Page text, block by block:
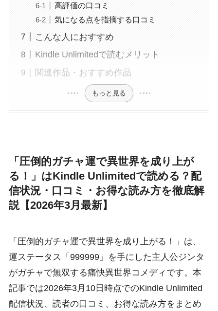
高評価の口コミ
気になる点を指摘する口コミ
こんな人におすすめ
Kindle Unlimitedで読むメリット
関連作品・おすすめ作品
もっと見る
「圧倒的ガチャ運で異世界を成り上が
る！」はKindle Unlimitedで読める？配
信状況・口コミ・お得な読み方を徹底解
説【2026年3月最新】
「圧倒的ガチャ運で異世界を成り上がる！」は、
運ステータス「999999」を手にした主人公ジンタ
がガチャで無双する痛快異世界コメディです。本
記事では2026年3月10日時点でのKindle Unlimited
配信状況、読者の口コミ、お得な読み方をまとめ